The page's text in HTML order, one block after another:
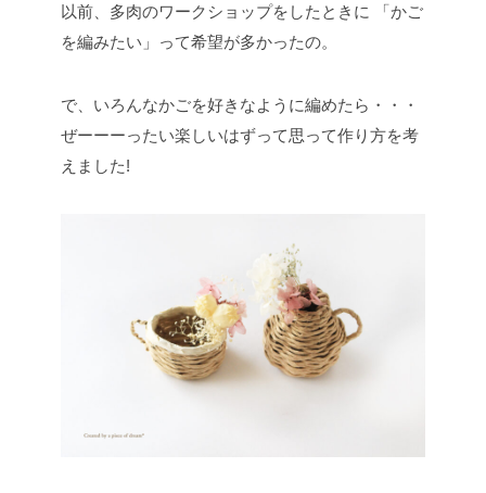
以前、多肉のワークショップをしたときに
「かご
を編みたい」って希望が多かったの。
で、いろんなかごを好きなように編めたら・・・
ぜーーーったい楽しいはずって思って作り方を考
えました!